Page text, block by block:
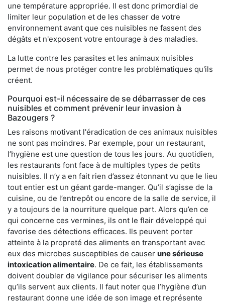
une température appropriée. Il est donc primordial de
limiter leur population et de les chasser de votre
environnement avant que ces nuisibles ne fassent des
dégâts et n'exposent votre entourage à des maladies.
La lutte contre les parasites et les animaux nuisibles
permet de nous protéger contre les problématiques qu'ils
créent.
Pourquoi est-il nécessaire de se débarrasser de ces
nuisibles et comment prévenir leur invasion à
Bazougers ?
Les raisons motivant l'éradication de ces animaux nuisibles
ne sont pas moindres. Par exemple, pour un restaurant,
l’hygiène est une question de tous les jours. Au quotidien,
les restaurants font face à de multiples types de petits
nuisibles. Il n’y a en fait rien d’assez étonnant vu que le lieu
tout entier est un géant garde-manger. Qu’il s’agisse de la
cuisine, ou de l’entrepôt ou encore de la salle de service, il
y a toujours de la nourriture quelque part. Alors qu’en ce
qui concerne ces vermines, ils ont le flair développé qui
favorise des détections efficaces. Ils peuvent porter
atteinte à la propreté des aliments en transportant avec
eux des microbes susceptibles de causer une sérieuse
intoxication alimentaire. De ce fait, les établissements
doivent doubler de vigilance pour sécuriser les aliments
qu’ils servent aux clients. Il faut noter que l’hygiène d’un
restaurant donne une idée de son image et représente